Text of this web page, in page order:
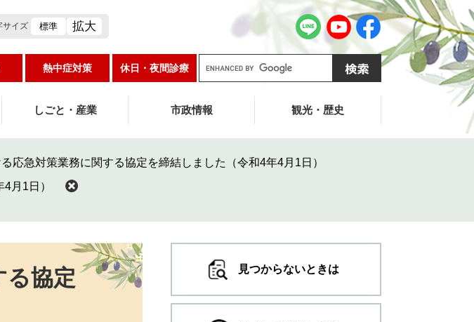
サイズ 標準 拡大
熱中症対策 休日・夜間診療
g
e
ス
しごと・産業 市政情報 観光・歴史
応急対策業務に関する協定を締結しました（令和4年4月1日）
月1日）
る協定
見つからないときは